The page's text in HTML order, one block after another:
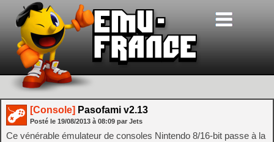
[Console] Pasofami v2.13
Posté le 19/08/2013 à 08:09 par Jets
Ce vénérable émulateur de consoles Nintendo 8/16-bit passe à la